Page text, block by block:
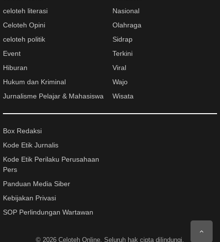
celoteh literasi
Celoteh Opini
celoteh politik
Event
Hiburan
Hukum dan Kriminal
Jurnalisme Pelajar & Mahasiswa
Nasional
Olahraga
Sidrap
Terkini
Viral
Wajo
Wisata
Box Redaksi
Kode Etik Jurnalis
Kode Etik Perilaku Perusahaan
Pers
Panduan Media Siber
Kebijakan Privasi
SOP Perlindungan Wartawan
© 2026 Celoteh Online. Seluruh hak cipta dilindungi.